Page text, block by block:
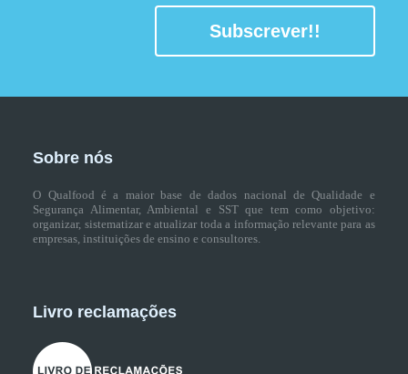
Subscrever!!
Sobre nós
O Qualfood é a maior base de dados nacional de Qualidade e
Segurança Alimentar, Ambiental e SST que tem como objetivo:
organizar, sistematizar e atualizar toda a informação relevante para as
empresas, instituições de ensino e consultores.
Livro reclamações